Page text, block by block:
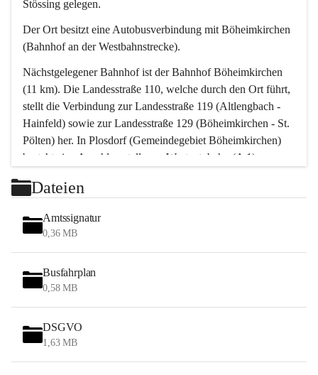
Stössing gelegen.
Der Ort besitzt eine Autobusverbindung mit Böheimkirchen
(Bahnhof an der Westbahnstrecke).
Nächstgelegener Bahnhof ist der Bahnhof Böheimkirchen
(11 km). Die Landesstraße 110, welche durch den Ort führt,
stellt die Verbindung zur Landesstraße 119 (Altlengbach -
Hainfeld) sowie zur Landesstraße 129 (Böheimkirchen - St.
Pölten) her. In Plosdorf (Gemeindegebiet Böheimkirchen)
besteht eine Anschlussstelle zur Westautobahn (A 1).
Wien erreicht man in ca. 45 Minuten.
Stössing zählt noch zum Naherholungsraum Wien sowie
zum Naherholungsraum St. Pölten. Viele Bauernhöfe hatten
„ihre Wiener“. Seit 1960 bauten viele Wiener
Wochenendhäuser im Gemeindegebiet. Wegen des
waldreichen Jagdgebietes haben viele Jagdpächter ihre
Das Wandern ist aus touristischer Sicht die bedeutendste
Tätigkeit. Das hügelige Gebiet mit Wanderwegen durch
Wiesen, Wälder und Obstkulturen lädt dazu ein. Gefördert
Dateien
Amtssignatur
0,36 MB
Busfahrplan
0,58 MB
DSGVO
1,63 MB